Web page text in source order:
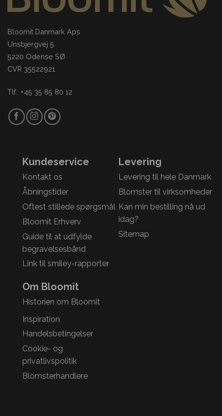
Bloomit Danmark Aps
Unsbjergvej 5.
5220 Odense SØ
CVR 35522921
Tlf.: +45 35 85 80 12
Kundeservice
Kontakt os
Åbningstider
Oftest stillede spørgsmål
Bloomit Erhverv
Guide til at udfylde
begravelsesbånd
Link til smiley-rapporter
Levering
Levering til hele Danmark
Blomster til virksomheder
Kan min bestilling nå ud
idag?
Sitemap
Om Bloomit
Historien om Bloomit
Inspiration
Handelsbetingelser
Cookie- og
privatlivspolitik
Blomsterhandlere